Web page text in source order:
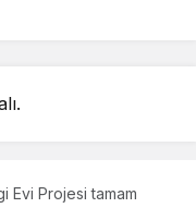
Evi Projesi tamam